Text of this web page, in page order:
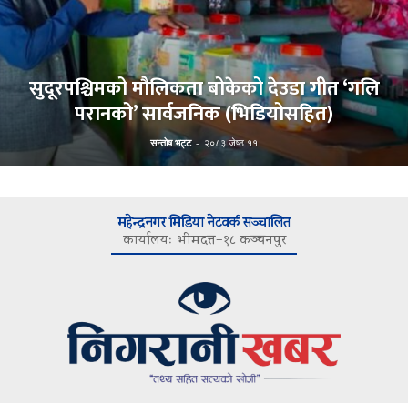
सुदूरपश्चिमको मौलिकता बोकेको देउडा गीत ‘गलि
परानको’ सार्वजनिक (भिडियोसहित)
सन्तोष भट्ट - २०८३ जेष्ठ ११
महेन्द्रनगर मिडिया नेटवर्क सञ्चालित
कार्यालयः भीमदत्त–१८ कञ्चनपुर